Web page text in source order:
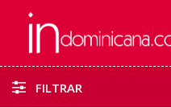
FILTRAR